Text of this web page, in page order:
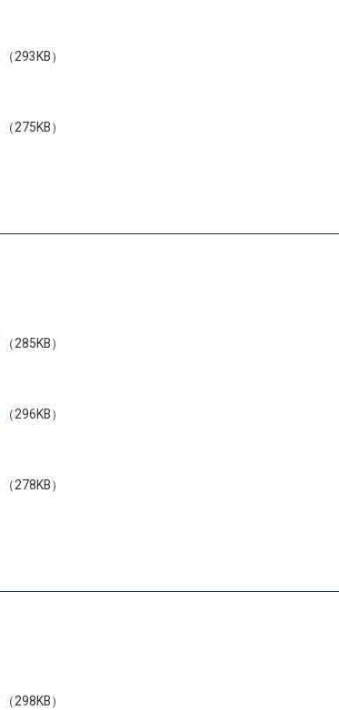
（293KB）
（275KB）
（285KB）
（296KB）
（278KB）
（298KB）